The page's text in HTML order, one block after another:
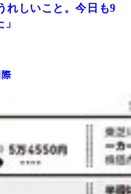
れしいこと。今日も9